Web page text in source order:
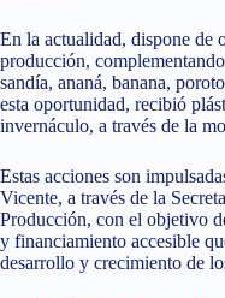
En la actualidad, dispone de
producción,
sandía, ananá, banana,
esta oportunidad, recibió
invernáculo, a través de la
Estas acciones son
Vicente, a través de la
Producción, con el objetivo
y financiamiento accesible
desarrollo y crecimiento de